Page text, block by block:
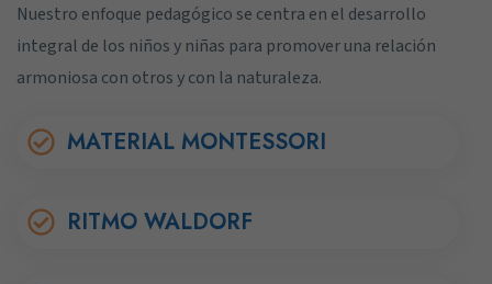
Nuestro enfoque pedagógico se centra en el desarrollo
integral de los niños y niñas para promover una relación
armoniosa con otros y con la naturaleza.
MATERIAL MONTESSORI
RITMO WALDORF